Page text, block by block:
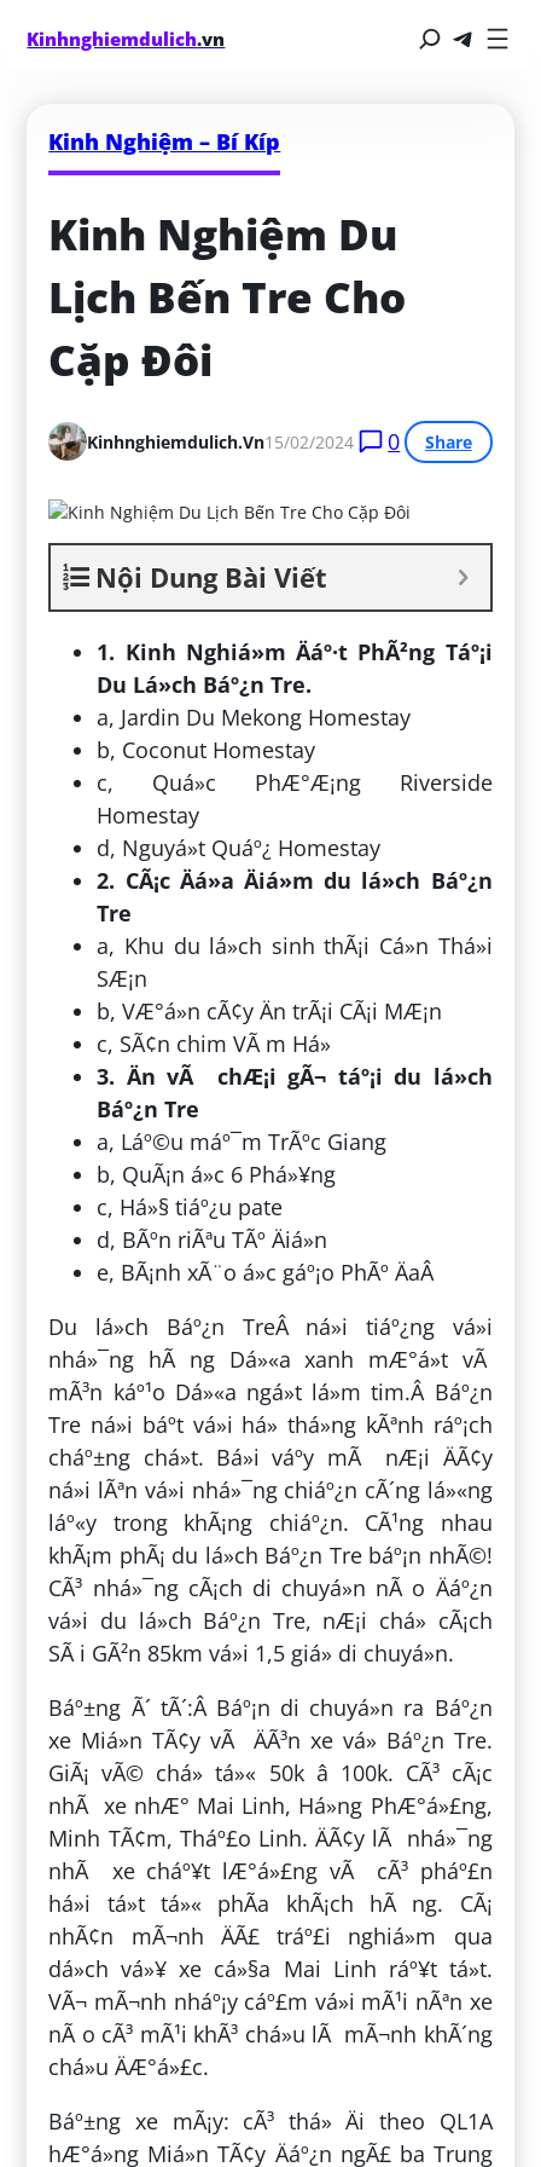
Kinhnghiemdulich.vn
Kinh Nghiệm – Bí Kíp
Kinh Nghiệm Du
Lịch Bến Tre Cho
Cặp Đôi
Kinhnghiemdulich.vn15/02/2024 0 Share
Nội Dung Bài Viết
1. Kinh Nghiá»m Äáº·t PhÃ²ng Táº¡i
Du Lá»ch Báº¿n Tre.
a, Jardin Du Mekong Homestay
b, Coconut Homestay
c, Quá»c PhÆ°Æ¡ng Riverside
Homestay
d, Nguyá»t Quáº¿ Homestay
2. CÃ¡c Äá»a Äiá»m du lá»ch Báº¿n
Tre
a, Khu du lá»ch sinh thÃ¡i Cá»n Thá»i
SÆ¡n
b, VÆ°á»n cÃ¢y Än trÃ¡i CÃ¡i MÆ¡n
c, SÃ¢n chim VÃ m Há»
3. Än vÃ chÆ¡i gÃ¬ táº¡i du lá»ch
Báº¿n Tre
a, Láº©u máº¯m TrÃºc Giang
b, QuÃ¡n á»c 6 Phá»¥ng
c, Há»§ tiáº¿u pate
d, BÃºn riÃªu TÃº Äiá»n
e, BÃ¡nh xÃ¨o á»c gáº¡o PhÃº ÄaÂ
Du lá»ch Báº¿n TreÂ ná»i tiáº¿ng vá»i
nhá»¯ng hÃ ng Dá»«a xanh mÆ°á»t vÃ
mÃ³n káº¹o Dá»«a ngá»t lá»m tim.Â Báº¿n
Tre ná»i báº­t vá»i há» thá»ng kÃªnh ráº¡ch
cháº±ng chá»t. Bá»i váº­y mÃ nÆ¡i ÄÃ¢y
ná»i lÃªn vá»i nhá»¯ng chiáº¿n cÃ´ng lá»«ng
láº«y trong khÃ¡ng chiáº¿n. CÃ¹ng nhau
khÃ¡m phÃ¡ du lá»ch Báº¿n Tre báº¡n nhÃ©!
CÃ³ nhá»¯ng cÃ¡ch di chuyá»n nÃ o Äáº¿n
vá»i du lá»ch Báº¿n Tre, nÆ¡i chá» cÃ¡ch
SÃ i GÃ²n 85km vá»i 1,5 giá» di chuyá»n.
Báº±ng Ã´ tÃ´:Â Báº¡n di chuyá»n ra Báº¿n
xe Miá»n TÃ¢y vÃ ÄÃ³n xe vá» Báº¿n Tre.
GiÃ¡ vÃ© chá» tá»« 50k â 100k. CÃ³ cÃ¡c
nhÃ xe nhÆ° Mai Linh, Há»ng PhÆ°á»£ng,
Minh TÃ¢m, Tháº£o Linh. ÄÃ¢y lÃ nhá»¯ng
nhÃ xe cháº¥t lÆ°á»£ng vÃ cÃ³ pháº£n
há»i tá»t tá»« phÃ­a khÃ¡ch hÃ ng. CÃ¡
nhÃ¢n mÃ¬nh ÄÃ£ tráº£i nghiá»m qua
dá»ch vá»¥ xe cá»§a Mai Linh ráº¥t tá»t.
VÃ¬ mÃ¬nh nháº¡y cáº£m vá»i mÃ¹i nÃªn xe
nÃ o cÃ³ mÃ¹i khÃ³ chá»u lÃ mÃ¬nh khÃ´ng
chá»u ÄÆ°á»£c.
Báº±ng xe mÃ¡y: cÃ³ thá» Äi theo QL1A
hÆ°á»ng Miá»n TÃ¢y Äáº¿n ngÃ£ ba Trung